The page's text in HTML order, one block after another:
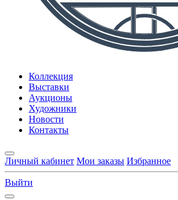
Коллекция
Выставки
Аукционы
Художники
Новости
Контакты
Личный кабинет Мои заказы Избранное
Выйти